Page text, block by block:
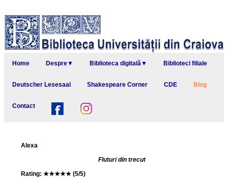
Home Despre▼ Biblioteca digitală▼ Biblioteci filiale
Deutscher Lesesaal Shakespeare Corner CDE Blog
Contact
Alexa
Fluturi din trecut
Rating: ★★★★★ (5/5)